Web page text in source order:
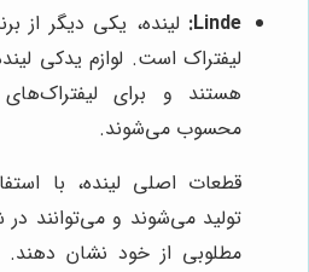
Linde: لینده، یکی دیگر از
لیفتراک است. لوازم یدکی
هستند و برای لیفتراک‌های
محسوب می‌شوند.
قطعات اصلی لینده، با
تولید می‌شوند و می‌توانند
مطلوبی از خود نشان دهند.